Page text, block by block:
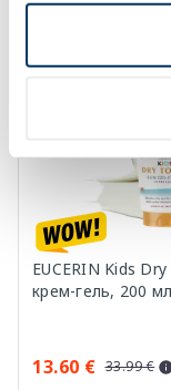
-60%
EUCERIN Kids
крем-гель, 200 мл
13.60 € 33.99 €